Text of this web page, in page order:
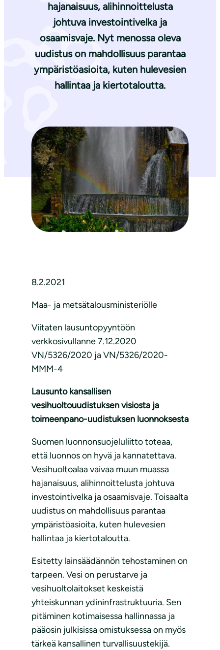
hajanaisuus, alihinnoittelusta
johtuva investointivelka ja
osaamisvaje. Nyt menossa oleva
uudistus on mahdollisuus parantaa
ympäristöasioita, kuten hulevesien
hallintaa ja kiertotaloutta.
8.2.2021
Maa- ja metsätalousministeriölle
Viitaten lausuntopyyntöön
verkkosivullanne 7.12.2020
VN/5326/2020 ja VN/5326/2020-
MMM-4
Lausunto kansallisen
vesihuoltouudistuksen visiosta ja
toimeenpano-uudistuksen luonnoksesta
Suomen luonnonsuojeluliitto toteaa,
että luonnos on hyvä ja kannatettava.
Vesihuoltoalaa vaivaa muun muassa
hajanaisuus, alihinnoittelusta johtuva
investointivelka ja osaamisvaje. Toisaalta
uudistus on mahdollisuus parantaa
ympäristöasioita, kuten hulevesien
hallintaa ja kiertotaloutta.
Esitetty lainsäädännön tehostaminen on
tarpeen. Vesi on perustarve ja
vesihuoltolaitokset keskeistä
yhteiskunnan ydininfrastruktuuria. Sen
pitäminen kotimaisessa hallinnassa ja
pääosin julkisissa omistuksessa on myös
tärkeä kansallinen turvallisuustekijä.